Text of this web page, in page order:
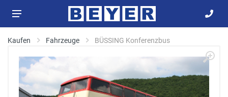
Kaufen Fahrzeuge BÜSSING Konferenzbus